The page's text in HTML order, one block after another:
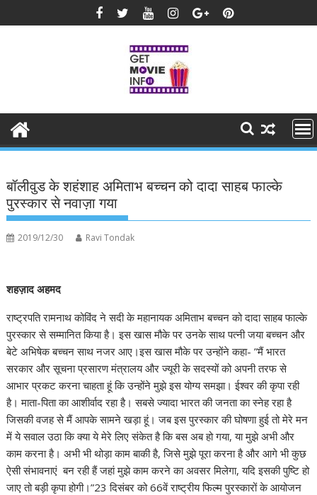
to
बॉलीवुड के शहंशाह अमिताभ बच्चन को दादा साहब फाल्के
पुरस्कार से नवाज़ा गया
2019/12/30 Ravi Tondak
शहज़ाद अहमद
राष्ट्रपति रामनाथ कोविंद ने सदी के महानायक अमिताभ बच्चन को दादा साहब फाल्के
पुरस्कार से सम्मानित किया है। इस खास मौके पर उनके साथ पत्नी जया बच्चन और
बेटे अभिषेक बच्चन साथ नजर आए।इस खास मौके पर उन्होंने कहा- ”मैं भारत
सरकार और सूचना प्रसारण मंत्रालय और ज्यूरी के सदस्यों को अपनी तरफ से
आभार प्रकट करना चाहता हूं कि उन्होंने मुझे इस योग्य समझा। ईश्वर की कृपा रही
है। माता-पिता का आशीर्वाद रहा है। सबसे ज्यादा भारत की जनता का स्नेह रहा है
जिसकी वजह से मैं आपके सामने खड़ा हूं। जब इस पुरस्कार की घोषणा हुई तो मेरे मन
में ये सवाल उठा कि क्या ये मेरे लिए संकेत है कि बस अब हो गया, या मुझे अभी और
काम करना है। अभी भी थोड़ा काम बाकी है, जिसे मुझे पूरा करना है और आगे भी कुछ
ऐसी संभावनाएं बन रही हैं जहां मुझे काम करने का अवसर मिलेगा, यदि इसकी पुष्टि हो
जाए तो बड़ी कृपा होगी।”23 दिसंबर को 66वें राष्ट्रीय फिल्म पुरस्कारों के आयोजन